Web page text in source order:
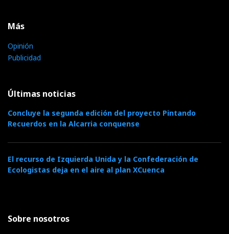
Más
Opinión
Publicidad
Últimas noticias
Concluye la segunda edición del proyecto Pintando
Recuerdos en la Alcarria conquense
El recurso de Izquierda Unida y la Confederación de
Ecologistas deja en el aire al plan XCuenca
Sobre nosotros